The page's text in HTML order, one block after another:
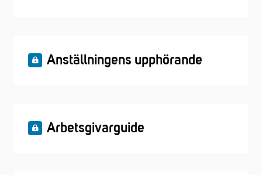
Anställningens upphörande
Arbetsgivarguide